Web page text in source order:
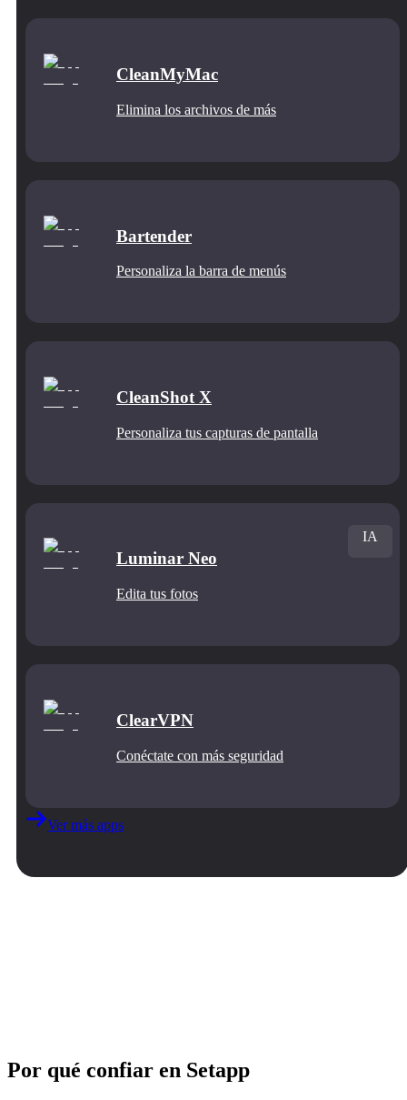
CleanMyMac
Elimina los archivos de más
Bartender
Personaliza la barra de menús
CleanShot X
Personaliza tus capturas de pantalla
Luminar Neo
Edita tus fotos
IA
ClearVPN
Conéctate con más seguridad
Ver más apps
Por qué confiar en Setapp